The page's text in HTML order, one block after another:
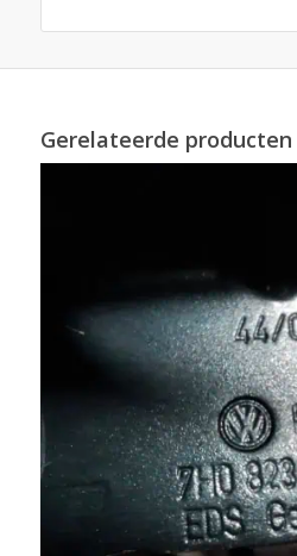
Gerelateerde producten